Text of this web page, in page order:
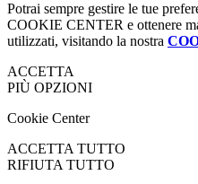
Potrai sempre gestire le tue
COOKIE CENTER e ottenere
utilizzati, visitando la nostra
ACCETTA
PIÙ OPZIONI
Cookie Center
ACCETTA TUTTO
RIFIUTA TUTTO